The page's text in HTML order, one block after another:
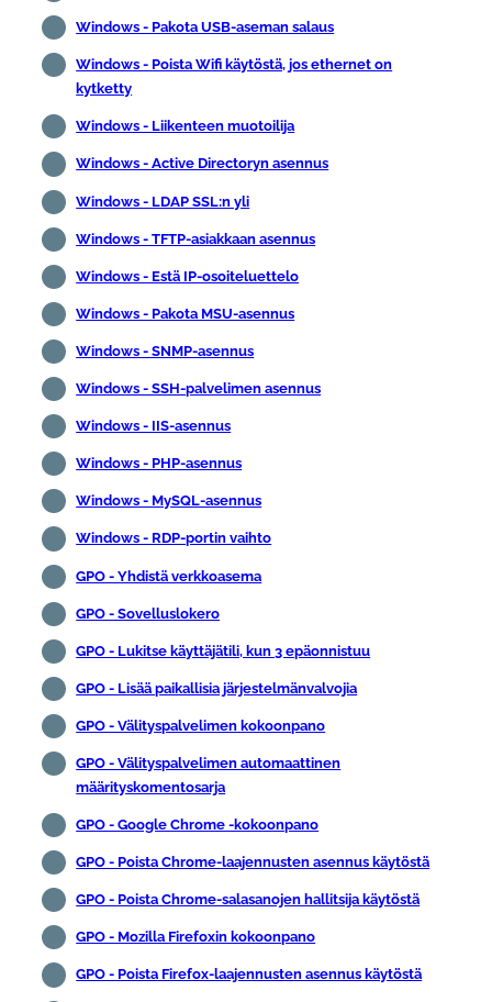
Windows - Pakota USB-aseman salaus
Windows - Poista Wifi käytöstä, jos ethernet on
kytketty
Windows - Liikenteen muotoilija
Windows - Active Directoryn asennus
Windows - LDAP SSL:n yli
Windows - TFTP-asiakkaan asennus
Windows - Estä IP-osoiteluettelo
Windows - Pakota MSU-asennus
Windows - SNMP-asennus
Windows - SSH-palvelimen asennus
Windows - IIS-asennus
Windows - PHP-asennus
Windows - MySQL-asennus
Windows - RDP-portin vaihto
GPO - Yhdistä verkkoasema
GPO - Sovelluslokero
GPO - Lukitse käyttäjätili, kun 3 epäonnistuu
GPO - Lisää paikallisia järjestelmänvalvojia
GPO - Välityspalvelimen kokoonpano
GPO - Välityspalvelimen automaattinen
määrityskomentosarja
GPO - Google Chrome -kokoonpano
GPO - Poista Chrome-laajennusten asennus käytöstä
GPO - Poista Chrome-salasanojen hallitsija käytöstä
GPO - Mozilla Firefoxin kokoonpano
GPO - Poista Firefox-laajennusten asennus käytöstä